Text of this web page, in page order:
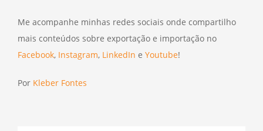
Me acompanhe minhas redes sociais onde compartilho
mais conteúdos sobre exportação e importação no
Facebook, Instagram, LinkedIn e Youtube!
Por Kleber Fontes